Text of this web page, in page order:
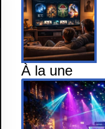
À la une